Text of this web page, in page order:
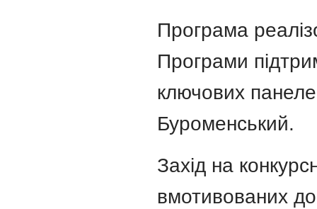
Програма
Програми
ключових
Буроменський.
Захід на
вмотивованих